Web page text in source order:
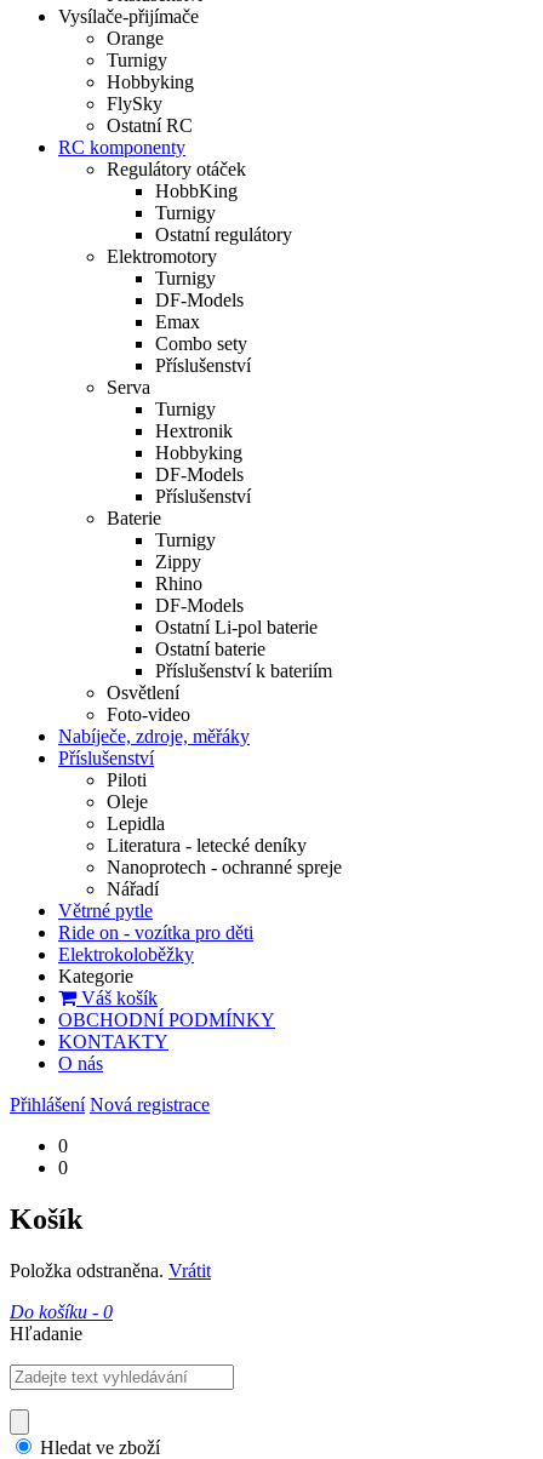
Vysílače-přijímače
Orange
Turnigy
Hobbyking
FlySky
Ostatní RC
RC komponenty
Regulátory otáček
HobbKing
Turnigy
Ostatní regulátory
Elektromotory
Turnigy
DF-Models
Emax
Combo sety
Příslušenství
Serva
Turnigy
Hextronik
Hobbyking
DF-Models
Příslušenství
Baterie
Turnigy
Zippy
Rhino
DF-Models
Ostatní Li-pol baterie
Ostatní baterie
Příslušenství k bateriím
Osvětlení
Foto-video
Nabíječe, zdroje, měřáky
Příslušenství
Piloti
Oleje
Lepidla
Literatura - letecké deníky
Nanoprotech - ochranné spreje
Nářadí
Větrné pytle
Ride on - vozítka pro děti
Elektrokoloběžky
Kategorie
Váš košík
OBCHODNÍ PODMÍNKY
KONTAKTY
O nás
Přihlášení Nová registrace
0
0
Košík
Položka odstraněna. Vrátit
Do košíku - 0
Hľadanie
Hledat ve zboží